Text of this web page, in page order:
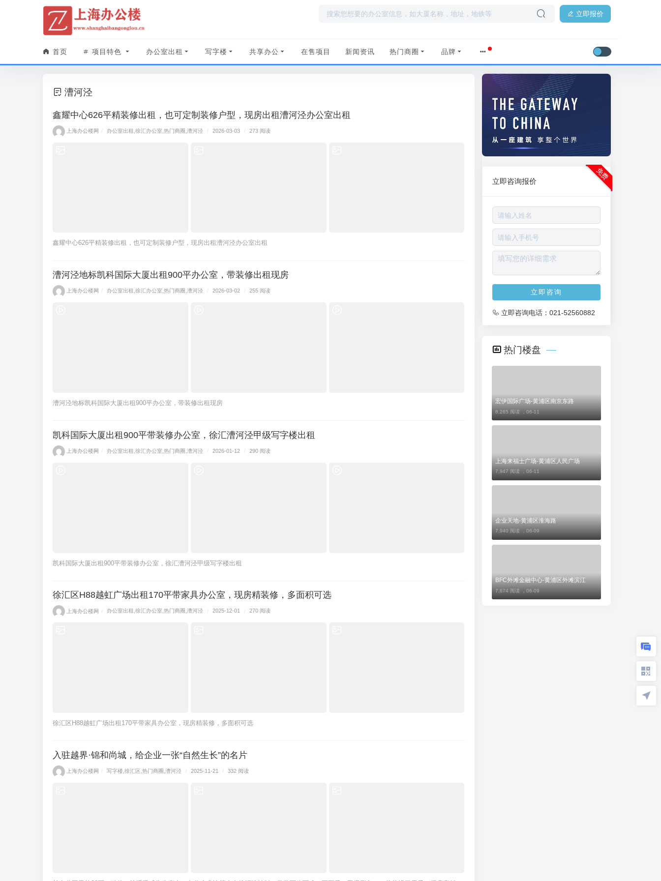
立即报价
首页 项目特色 办公室出租 写字楼 共享办公 在售项目 新闻资讯 热门商圈 品牌
漕河泾
鑫耀中心626平精装修出租，也可定制装修户型，现房出租漕河泾办公室出租
上海办公楼网 / 办公室出租 徐汇办公室 热门商圈 漕河泾 / 2026-03-03 / 273 阅读
鑫耀中心626平精装修出租，也可定制装修户型，现房出租漕河泾办公室出租
漕河泾地标凯科国际大厦出租900平办公室，带装修出租现房
上海办公楼网 / 办公室出租 ,徐汇办公室,热门商圈 ,漕河泾 / 2026-03-02 / 255 阅读
漕河泾地标凯科国际大厦出租900平办公室，带装修出租现房
凯科国际大厦出租900平带装修办公室，徐汇漕河泾甲级写字楼出租
上海办公楼网 / 办公室出租 徐汇办公室 热门商圈 漕河泾 / 2026-01-12 / 290 阅读
凯科国际大厦出租900平带装修办公室，徐汇漕河泾甲级写字楼出租
徐汇区H88越虹广场出租170平带家具办公室，现房精装修，多面积可选
上海办公楼网 / 办公室出租 ,徐汇办公室,热门商圈 ,漕河泾 / 2025-12-01 / 270 阅读
徐汇区H88越虹广场出租170平带家具办公室，现房精装修，多面积可选
入驻越界·锦和尚城，给企业一张“自然生长”的名片
上海办公楼网 / 写字楼 徐汇区 热门商圈 漕河泾 / 2025-11-21 / 332 阅读
立即咨询报价
立即咨询
立即咨询电话： 021-52560882
免费
热门楼盘
宏伊国际广场-黄浦区南京东路
8,265 阅读 ， 06-11
上海来福士广场-黄浦区人民广场
7,947 阅读 ， 06-11
企业天地-黄浦区淮海路
7,940 阅读 ， 06-09
BFC外滩金融中心-黄浦区外滩滨江
7,674 阅读 ， 06-09